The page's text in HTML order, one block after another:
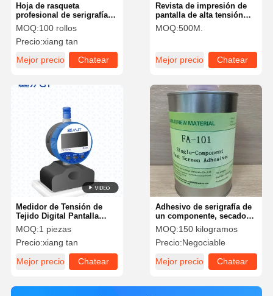
Hoja de rasqueta
profesional de serigrafía
de alto rendimiento 5*25
9*30 9*50 SHA 65 70 75 80
85
MOQ:100 rollos
Precio:xiang tan
Mejor precio
Chatear
Revista de impresión de
pantalla de alta tensión
100% de poliéster de
nylon de seda baja
MOQ:500M.
Mejor precio
Chatear
Medidor de Tensión de
Tejido Digital Pantalla
Inteligente Avanzada
Medidor de Tensión para
Serigrafía
MOQ:1 piezas
Precio:xiang tan
Mejor precio
Chatear
Adhesivo de serigrafía de
un componente, secado
rápido, fuerte para marcos
de metal
MOQ:150 kilogramos
Precio:Negociable
Mejor precio
Chatear